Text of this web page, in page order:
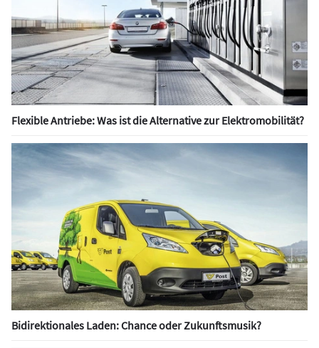
Flexible Antriebe: Was ist die Alternative zur Elektromobilität?
Bidirektionales Laden: Chance oder Zukunftsmusik?